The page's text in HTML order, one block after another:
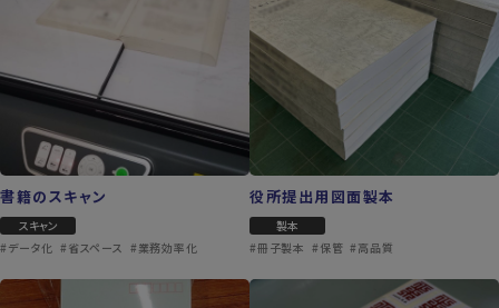
書籍のスキャン
スキャン
#データ化 #省スペース #業務効率化
役所提出用図面製本
製本
#冊子製本 #保管 #高品質